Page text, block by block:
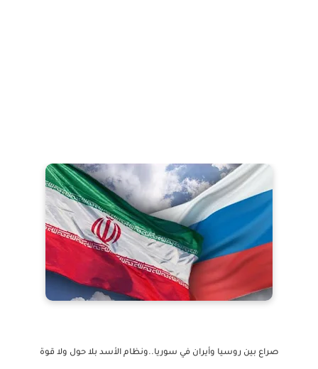
صراع بين روسيا وأيران في سوريا..ونظام الأسد بلا حول ولا قوة